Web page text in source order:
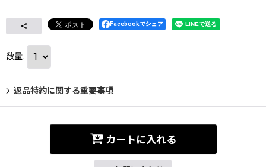
Facebookでシェア
数量:
返品特約に関する重要事項
カートに入れる